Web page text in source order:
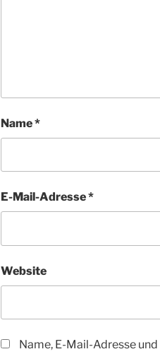
Name*
E-Mail-Adresse*
Website
Name, E-Mail-Adresse